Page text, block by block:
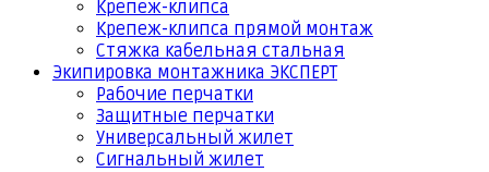
Крепеж-клипса
Крепеж-клипса прямой монтаж
Стяжка кабельная стальная
Экипировка монтажника ЭКСПЕРТ
Рабочие перчатки
Защитные перчатки
Универсальный жилет
Сигнальный жилет